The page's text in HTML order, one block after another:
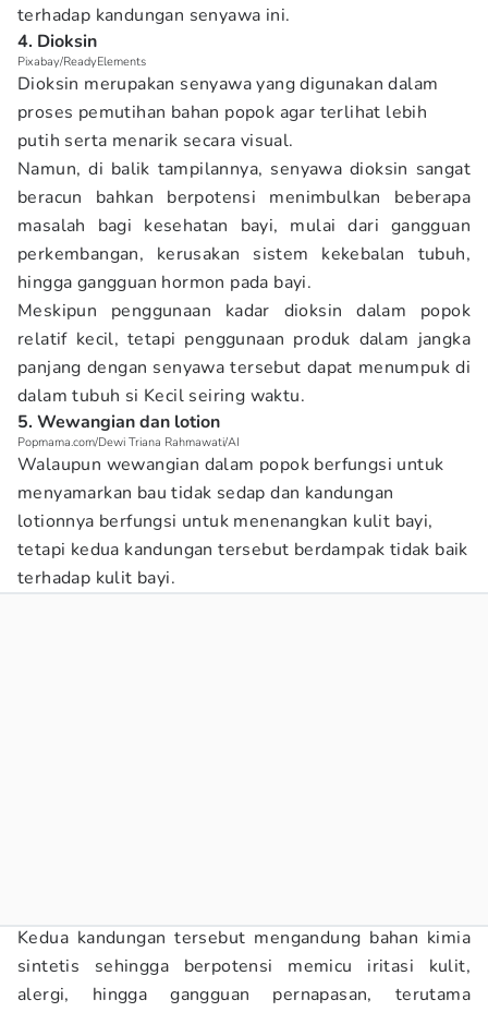
terhadap kandungan senyawa ini.
4. Dioksin
Pixabay/ReadyElements
Dioksin merupakan senyawa yang digunakan dalam
proses pemutihan bahan popok agar terlihat lebih
putih serta menarik secara visual.
Namun, di balik tampilannya, senyawa dioksin sangat
beracun bahkan berpotensi menimbulkan beberapa
masalah bagi kesehatan bayi, mulai dari gangguan
perkembangan, kerusakan sistem kekebalan tubuh,
hingga gangguan hormon pada bayi.
Meskipun penggunaan kadar dioksin dalam popok
relatif kecil, tetapi penggunaan produk dalam jangka
panjang dengan senyawa tersebut dapat menumpuk di
dalam tubuh si Kecil seiring waktu.
5. Wewangian dan lotion
Popmama.com/Dewi Triana Rahmawati/AI
Walaupun wewangian dalam popok berfungsi untuk
menyamarkan bau tidak sedap dan kandungan
lotionnya berfungsi untuk menenangkan kulit bayi,
tetapi kedua kandungan tersebut berdampak tidak baik
terhadap kulit bayi.
Kedua kandungan tersebut mengandung bahan kimia
sintetis sehingga berpotensi memicu iritasi kulit,
alergi, hingga gangguan pernapasan, terutama